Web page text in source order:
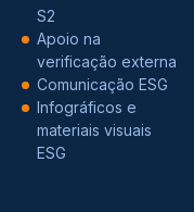
S2
Apoio na
verificação externa
Comunicação ESG
Infográficos e
materiais visuais
ESG